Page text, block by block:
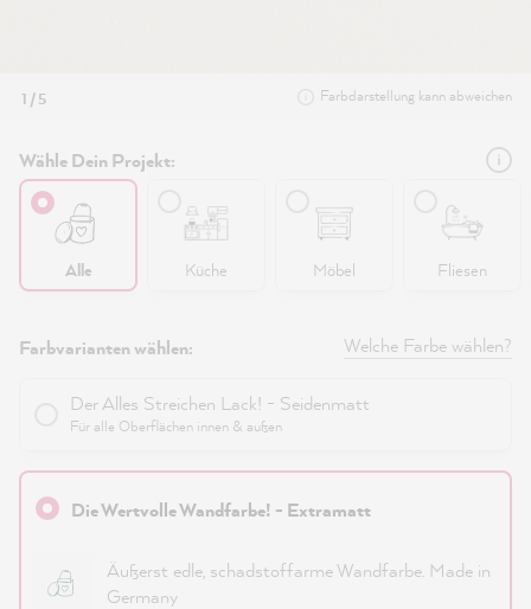
1 / 5 Farbdarstellung kann abweichen
Wähle Dein Projekt:
Alle Küche Möbel Fliesen
Farbvarianten wählen: Welche Farbe wählen?
Der Alles Streichen Lack! - Seidenmatt
Für alle Oberflächen innen & außen
Die Wertvolle Wandfarbe! - Extramatt
Äußerst edle, schadstoffarme Wandfarbe. Made in
Germany